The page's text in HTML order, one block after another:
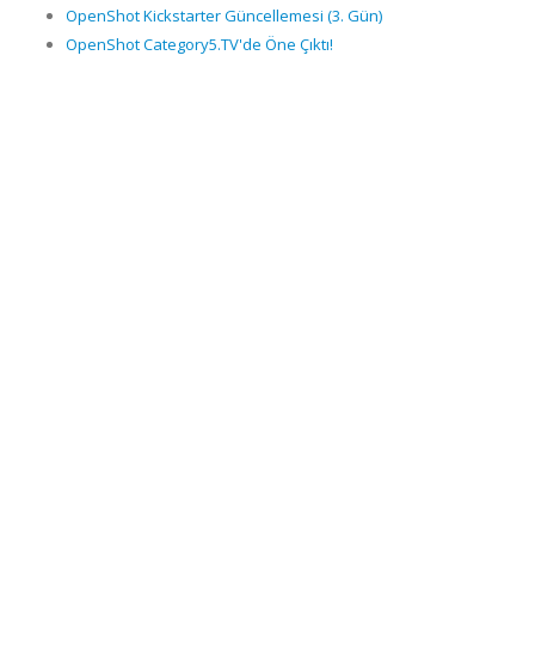
OpenShot Kickstarter Güncellemesi (3. Gün)
OpenShot Category5.TV'de Öne Çıktı!